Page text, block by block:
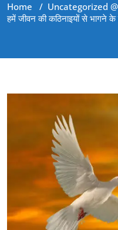
Home / Uncategorized
हमें जीवन की कठिनाइयों से भागने के